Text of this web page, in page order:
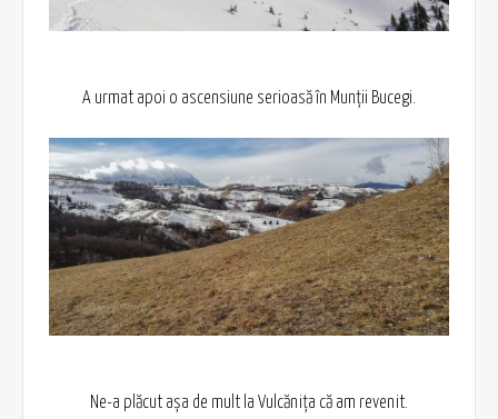
A urmat apoi o ascensiune serioasă în Munții Bucegi.
Ne-a plăcut așa de mult la Vulcănița că am revenit.